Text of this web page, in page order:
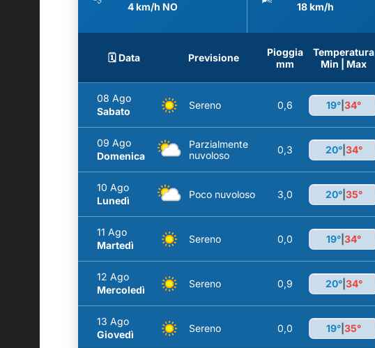
4 km/h NO
18 km/h
🗓️ Data Previsione
Pioggia
mm
Temperatura
Min | Max
08 Ago
Sabato
Sereno 0,6 19° 34°
09 Ago
Domenica
Parzialmente
nuvoloso
0,3 20°| 34°
10 Ago
Lunedì
Poco nuvoloso 3,0 20°| 35°
11 Ago
Martedì
Sereno 0,0 19° 34°
12 Ago
Mercoledì
Sereno 0,9 20°| 34°
13 Ago
Giovedì
Sereno 0,0 19° 35°